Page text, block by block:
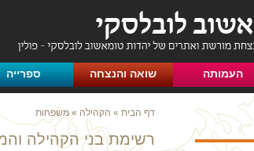
העמותה שואה והנצחה ספרייה
דף הבית » הקהילה »משפחות
רשימת בני הקהילה